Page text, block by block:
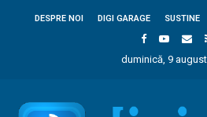
DESPRE NOI DIGI GARAGE SUSTINE
duminică, 9